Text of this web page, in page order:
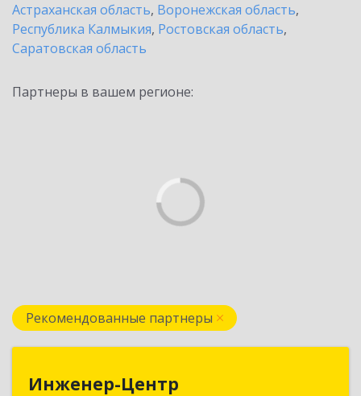
Астраханская область, Воронежская область,
Республика Калмыкия, Ростовская область,
Саратовская область
Партнеры в вашем регионе:
Рекомендованные партнеры
Инженер-Центр